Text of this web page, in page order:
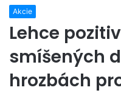
Akcie
Lehce
smíšených
hrozbách